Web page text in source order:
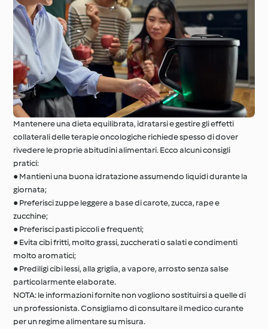
Mantenere una dieta equilibrata, idratarsi e gestire gli effetti
collaterali delle terapie oncologiche richiede spesso di dover
rivedere le proprie abitudini alimentari. Ecco alcuni consigli
pratici:
● Mantieni una buona idratazione assumendo liquidi durante la
giornata;
● Preferisci zuppe leggere a base di carote, zucca, rape e
zucchine;
● Preferisci pasti piccoli e frequenti;
● Evita cibi fritti, molto grassi, zuccherati o salati e condimenti
molto aromatici;
● Prediligi cibi lessi, alla griglia, a vapore, arrosto senza salse
particolarmente elaborate.
NOTA: le informazioni fornite non vogliono sostituirsi a quelle di
un professionista. Consigliamo di consultare il medico curante
per un regime alimentare su misura.